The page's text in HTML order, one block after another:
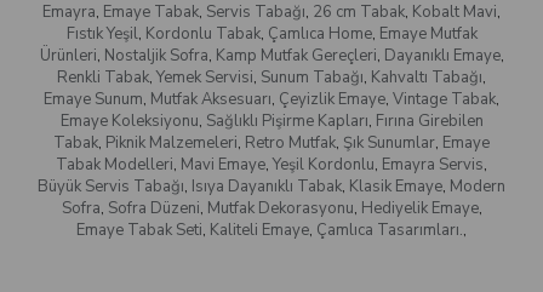
Emayra, Emaye Tabak, Servis Tabağı, 26 cm Tabak, Kobalt Mavi,
Fıstık Yeşil, Kordonlu Tabak, Çamlıca Home, Emaye Mutfak
Ürünleri, Nostaljik Sofra, Kamp Mutfak Gereçleri, Dayanıklı Emaye,
Renkli Tabak, Yemek Servisi, Sunum Tabağı, Kahvaltı Tabağı,
Emaye Sunum, Mutfak Aksesuarı, Çeyizlik Emaye, Vintage Tabak,
Emaye Koleksiyonu, Sağlıklı Pişirme Kapları, Fırına Girebilen
Tabak, Piknik Malzemeleri, Retro Mutfak, Şık Sunumlar, Emaye
Tabak Modelleri, Mavi Emaye, Yeşil Kordonlu, Emayra Servis,
Büyük Servis Tabağı, Isıya Dayanıklı Tabak, Klasik Emaye, Modern
Sofra, Sofra Düzeni, Mutfak Dekorasyonu, Hediyelik Emaye,
Emaye Tabak Seti, Kaliteli Emaye, Çamlıca Tasarımları.,